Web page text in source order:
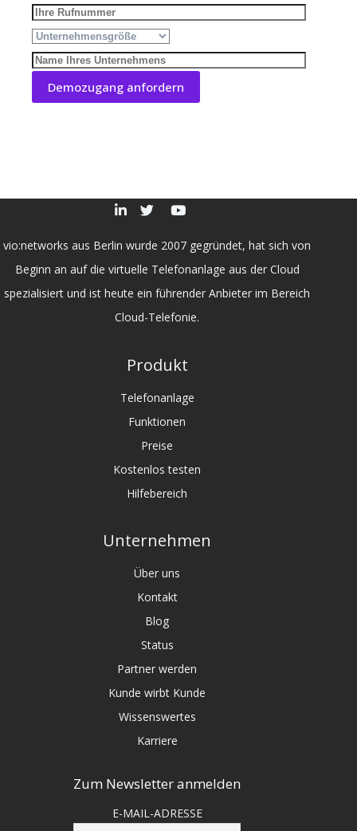
vio:networks aus Berlin wurde 2007 gegründet, hat sich von
Beginn an auf die virtuelle Telefonanlage aus der Cloud
spezialisiert und ist heute ein führender Anbieter im Bereich
Cloud-Telefonie.
Produkt
Telefonanlage
Funktionen
Preise
Kostenlos testen
Hilfebereich
Unternehmen
Über uns
Kontakt
Blog
Status
Partner werden
Kunde wirbt Kunde
Wissenswertes
Karriere
Zum Newsletter anmelden
E-MAIL-ADRESSE